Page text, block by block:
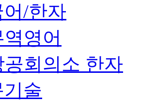
어/한자
역영어
공회의소 한자
술